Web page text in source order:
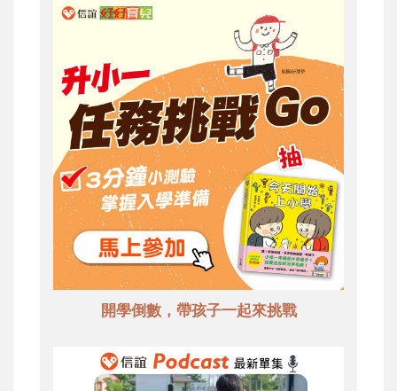
開學倒數，帶孩子一起來挑戰